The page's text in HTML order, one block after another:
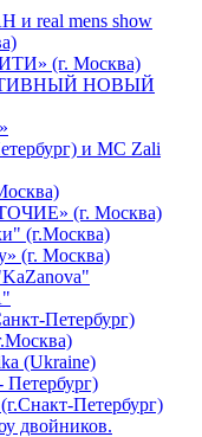
и real mens show
(г. Москва)
НОВЫЙ
и MC Zali
(г. Москва)
(г.Москва)
(г. Москва)
Петербург)
(Ukraine)
Петербург)
двойников.